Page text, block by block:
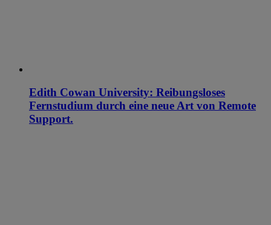
Edith Cowan University: Reibungsloses
Fernstudium durch eine neue Art von Remote
Support.